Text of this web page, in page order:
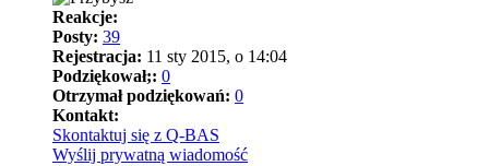
Reakcje:
Posty: 39
Rejestracja: 11 sty 2015, o 14:04
Podziękował;: 0
Otrzymał podziękowań: 0
Kontakt:
Skontaktuj się z Q-BAS
Wyślij prywatną wiadomość